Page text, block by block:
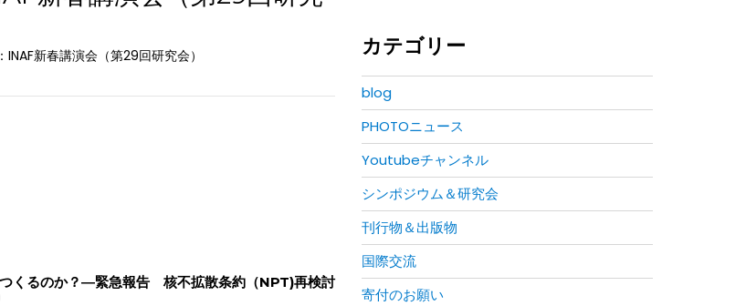
新春講演会（第29回研究会）
くるのか？―緊急報告 核不拡散条約（NPT)再検討
カテゴリー
blog
PHOTOニュース
Youtubeチャンネル
シンポジウム＆研究会
刊行物＆出版物
国際交流
寄付のお願い